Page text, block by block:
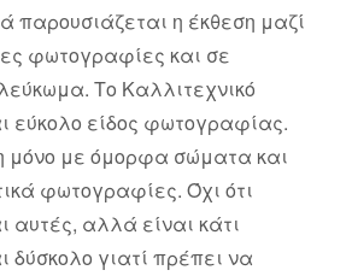
παρουσιάζεται η έκθεση μαζί
φωτογραφίες και σε
Το Καλλιτεχνικό
εύκολο είδος φωτογραφίας.
μόνο με όμορφα σώματα και
φωτογραφίες. Όχι ότι
αυτές, αλλά είναι κάτι
δύσκολο γιατί πρέπει να